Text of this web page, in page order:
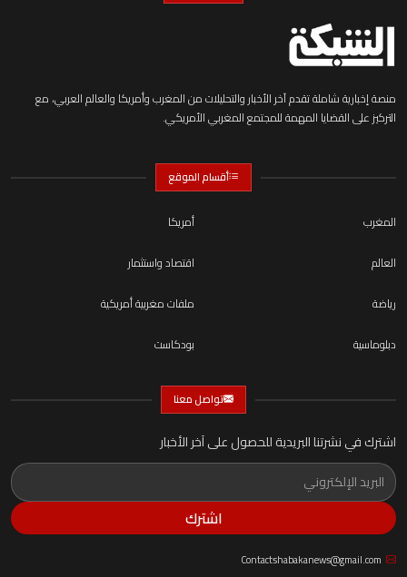
منصة إخبارية شاملة تقدم آخر الأخبار والتحليلات من المغرب وأمريكا والعالم العربي، مع
التركيز على القضايا المهمة للمجتمع المغربي الأمريكي.
أقسام الموقع
المغرب
أمريكا
العالم
اقتصاد واستثمار
رياضة
ملفات مغربية أمريكية
دبلوماسية
بودكاست
تواصل معنا
اشترك في نشرتنا البريدية للحصول على آخر الأخبار
اشترك
Contactshabakanews@gmail.com